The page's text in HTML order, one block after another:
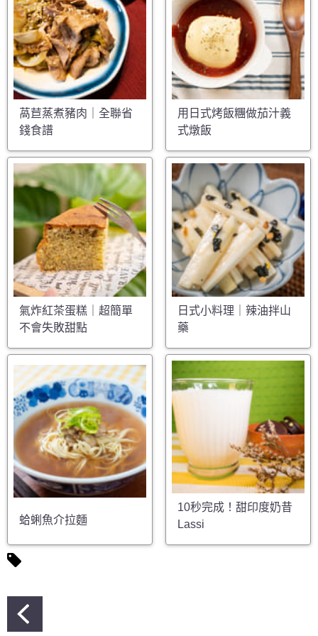
萵苣蒸煮豬肉｜全聯省
錢食譜
用日式烤飯糰做茄汁義
式燉飯
氣炸紅茶蛋糕｜超簡單
不會失敗甜點
日式小料理｜辣油拌山
藥
蛤蜊魚介拉麵
10秒完成！甜印度奶昔
Lassi
文